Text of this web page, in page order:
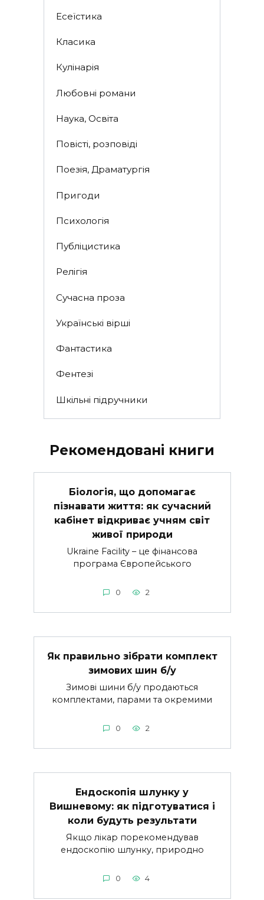
Есеїстика
Класика
Кулінарія
Любовні романи
Наука, Освіта
Повісті, розповіді
Поезія, Драматургія
Пригоди
Психологія
Публіцистика
Релігія
Сучасна проза
Українські вірші
Фантастика
Фентезі
Шкільні підручники
Рекомендовані книги
Біологія, що допомагає
пізнавати життя: як сучасний
кабінет відкриває учням світ
живої природи
Ukraine Facility – це фінансова
програма Європейського
0 2
Як правильно зібрати комплект
зимових шин б/у
Зимові шини б/у продаються
комплектами, парами та окремими
0 2
Ендоскопія шлунку у
Вишневому: як підготуватися і
коли будуть результати
Якщо лікар порекомендував
ендоскопію шлунку, природно
0 4